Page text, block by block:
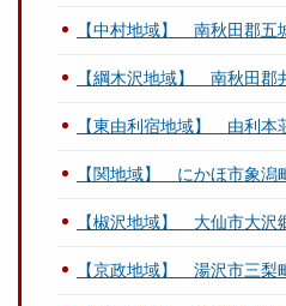
【中村地域】 南秋田郡
【綱木沢地域】 南秋田
【東由利宿地域】 由利
【関地域】 にかほ市象
【椒沢地域】 大仙市大
【京政地域】 湯沢市三